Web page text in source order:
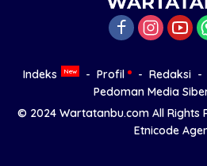
Indeks Profil Redaksi
Pedoman Media
© 2024 Wartatanbu.comAll Rights
Etnicode